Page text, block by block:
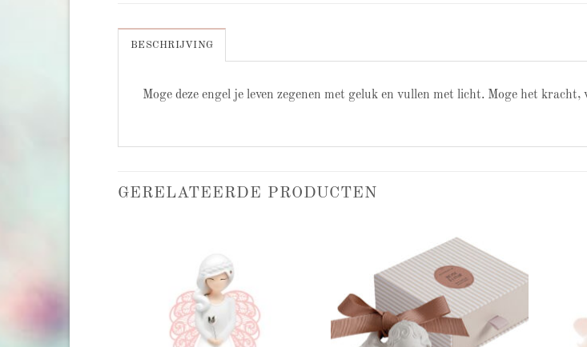
BESCHRIJVING
Moge deze engel je leven zegenen met geluk en vullen met licht. Moge het
GERELATEERDE PRODUCTEN
Add to
wishlist